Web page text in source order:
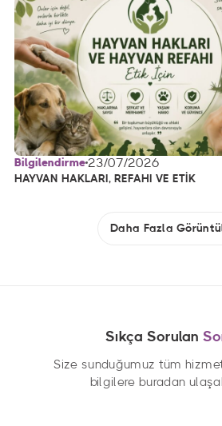
Bilgilendirme 23/07/2026
HAYVAN HAKLARI, REFAHI VE ETİK
Daha Fazla
Sıkça Sorulan
Size sunduğumuz tüm
bilgilere buradan